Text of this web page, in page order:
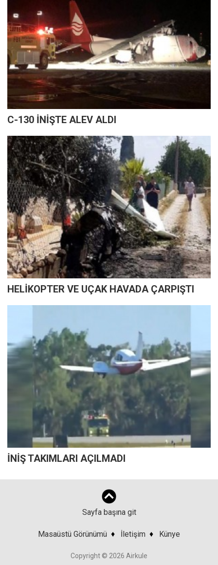
C-130 İNİŞTE ALEV ALDI
HELİKOPTER VE UÇAK HAVADA ÇARPIŞTI
İNİŞ TAKIMLARI AÇILMADI
Sayfa başına git
Masaüstü Görünümü ♦ İletişim ♦ Künye
Copyright © 2026 Airkule